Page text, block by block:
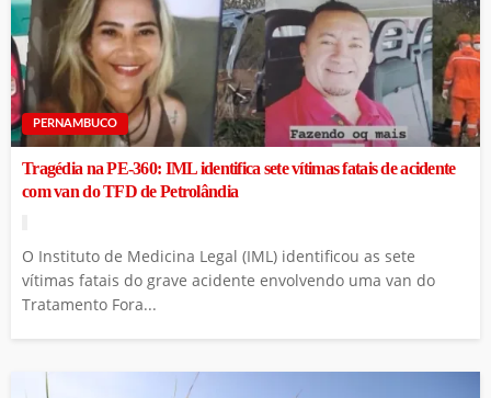
PERNAMBUCO
Tragédia na PE-360: IML identifica sete vítimas fatais de acidente
com van do TFD de Petrolândia
O Instituto de Medicina Legal (IML) identificou as sete
vítimas fatais do grave acidente envolvendo uma van do
Tratamento Fora...